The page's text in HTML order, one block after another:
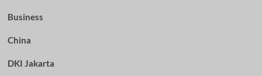
Business
China
DKI Jakarta